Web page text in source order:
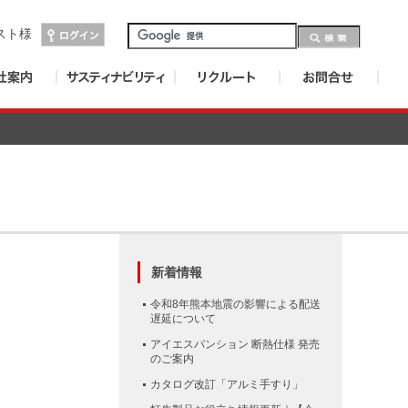
ト様
新着情報
令和8年熊本地震の影響による配送
遅延について
アイエスパンション 断熱仕様 発売
のご案内
カタログ改訂「アルミ手すり」